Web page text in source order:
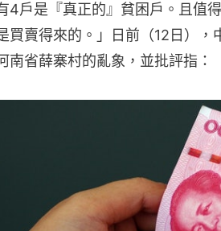
4戶是『真正的』貧困戶。且值
買賣得來的。」日前（12日）
南省薛寨村的亂象，並批評指：